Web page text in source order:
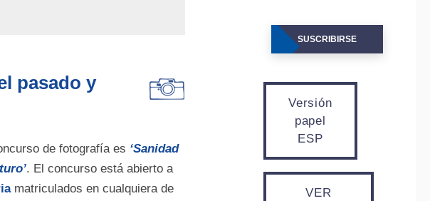
pasado y
de fotografía es ‘Sanidad
. El concurso está abierto a
matriculados en cualquiera de
SUSCRIBIRSE
Versión
papel
ESP
VER